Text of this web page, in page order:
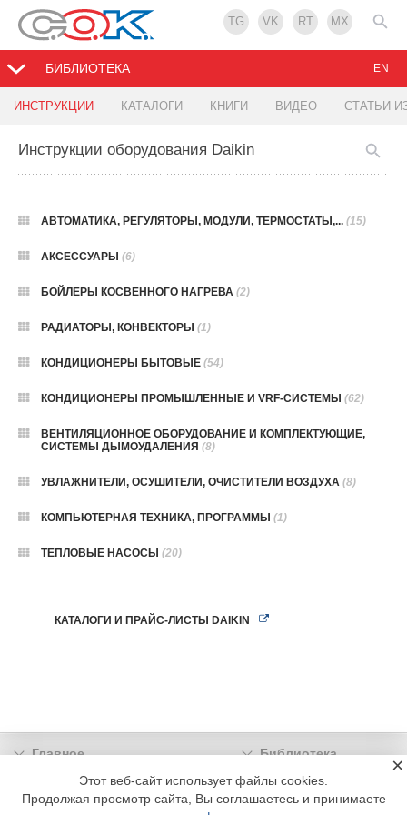
TG VK RT MX
БИБЛИОТЕКА
ИНСТРУКЦИИ КАТАЛОГИ КНИГИ ВИДЕО СТАТЬИ
EN
Инструкции оборудования Daikin
АВТОМАТИКА, РЕГУЛЯТОРЫ, МОДУЛИ, ТЕРМОСТАТЫ,... (15)
АКСЕССУАРЫ (6)
БОЙЛЕРЫ КОСВЕННОГО НАГРЕВА (2)
РАДИАТОРЫ, КОНВЕКТОРЫ (1)
КОНДИЦИОНЕРЫ БЫТОВЫЕ (54)
КОНДИЦИОНЕРЫ ПРОМЫШЛЕННЫЕ И VRF-СИСТЕМЫ (62)
ВЕНТИЛЯЦИОННОЕ ОБОРУДОВАНИЕ И КОМПЛЕКТУЮЩИЕ,
СИСТЕМЫ ДЫМОУДАЛЕНИЯ (8)
УВЛАЖНИТЕЛИ, ОСУШИТЕЛИ, ОЧИСТИТЕЛИ ВОЗДУХА (8)
КОМПЬЮТЕРНАЯ ТЕХНИКА, ПРОГРАММЫ (1)
ТЕПЛОВЫЕ НАСОСЫ (20)
КАТАЛОГИ И ПРАЙС-ЛИСТЫ DAIKIN
Главное
Библиотека
Подписка
Реклама
Информация
Этот веб-сайт использует файлы cookies.
Продолжая просмотр сайта, Вы соглашаетесь и принимаете
×